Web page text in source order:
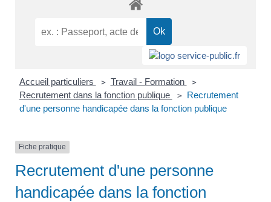
Accueil particuliers > Travail - Formation >
Recrutement dans la fonction publique >
Recrutement
d'une personne handicapée dans la fonction publique
Fiche pratique
Recrutement d'une personne
handicapée dans la fonction